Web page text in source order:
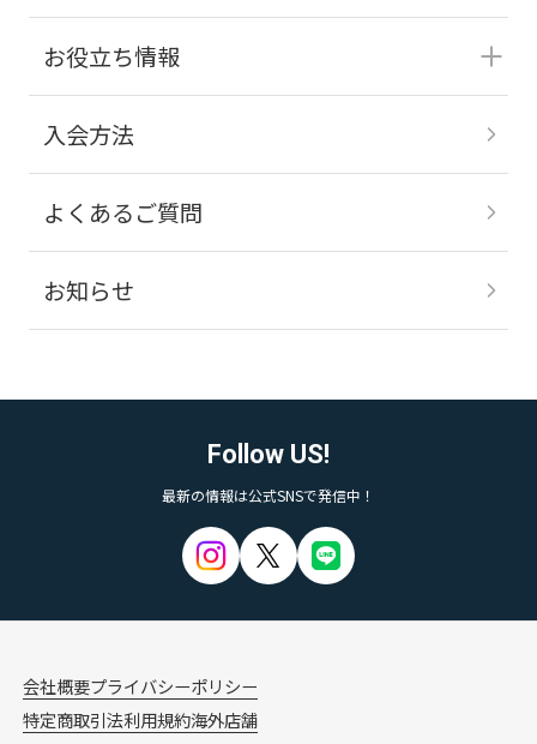
お役立ち情報
入会方法
よくあるご質問
お知らせ
Follow US!
最新の情報は公式SNSで発信中！
会社概要プライバシーポリシー
特定商取引法利用規約海外店舗